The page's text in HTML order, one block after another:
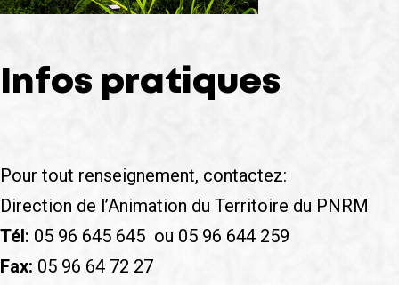
Infos pratiques
Pour tout renseignement, contactez:
Direction de l’Animation du Territoire du PNRM
Tél: 05 96 645 645 ou 05 96 644 259
Fax: 05 96 64 72 27